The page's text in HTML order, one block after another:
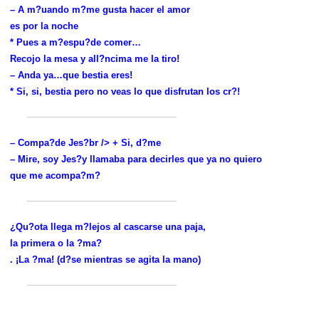
– A m?uando m?me gusta hacer el amor
es por la noche
* Pues a m?espu?de comer…
Recojo la mesa y all?ncima me la tiro!
– Anda ya…que bestia eres!
* Si, si, bestia pero no veas lo que disfrutan los cr?!
– Compa?de Jes?br /> + Si, d?me
– Mire, soy Jes?y llamaba para decirles que ya no quiero
que me acompa?m?
¿Qu?ota llega m?lejos al cascarse una paja,
la primera o la ?ma?
. ¡La ?ma! (d?se mientras se agita la mano)